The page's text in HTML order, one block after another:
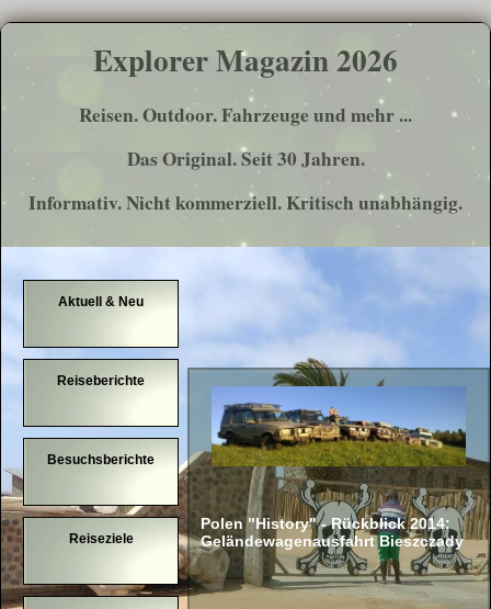
Explorer Magazin2026
Reisen. Outdoor. Fahrzeuge und mehr ...
Das Original. Seit 30 Jahren.
Informativ. Nicht kommerziell. Kritisch unabhängig.
Aktuell & Neu
Reiseberichte
Besuchsberichte
Reiseziele
Polen "History" - Rückblick 2014:
Geländewagenausfahrt Bieszczady